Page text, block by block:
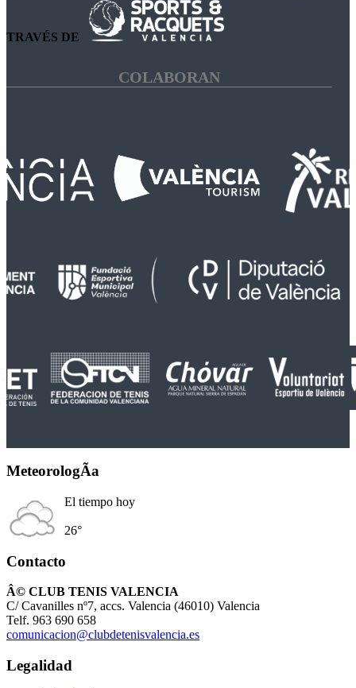
TRAVÉS DE
COLABORAN
MeteorologÃ­a
El tiempo hoy
26°
Contacto
Â© CLUB TENIS VALENCIA
C/ Cavanilles nº7, accs. Valencia (46010) Valencia
Telf. 963 690 658
comunicacion@clubdetenisvalencia.es
Legalidad